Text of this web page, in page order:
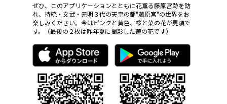
ぜひ、このアプリケーションとともに花薫る藤原宮跡を訪
れ、持統・文武・元明３代の天皇の都"藤原宮"の世界をお
楽しみください。今はピンクと黄色、桜と菜の花が見頃で
す。（最後の２枚は昨年夏に撮影した蓮の花です）